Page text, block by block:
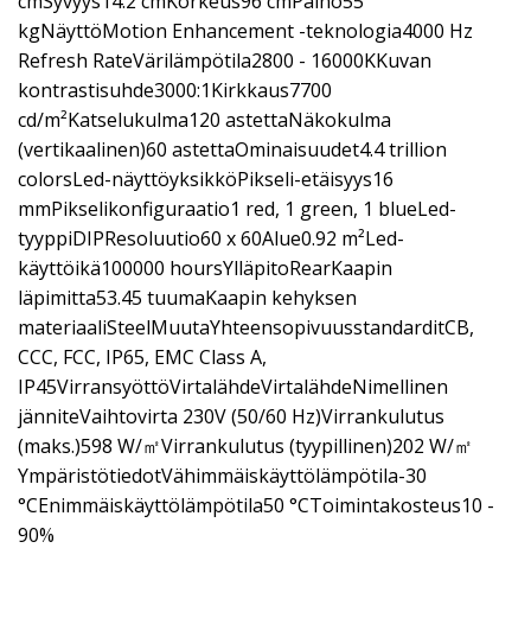
kgNäyttöMotion Enhancement -teknologia4000 Hz
Refresh RateVärilämpötila2800 - 16000KKuvan
kontrastisuhde3000:1Kirkkaus7700
cd/m²Katselukulma120 astettaNäkokulma
(vertikaalinen)60 astettaOminaisuudet4.4 trillion
colorsLed-näyttöyksikköPikseli-etäisyys16
mmPikselikonfiguraatio1 red, 1 green, 1 blueLed-
tyyppiDIPResoluutio60 x 60Alue0.92 m²Led-
käyttöikä100000 hoursYlläpitoRearKaapin
läpimitta53.45 tuumaKaapin kehyksen
materiaaliSteelMuutaYhteensopivuusstandarditCB,
CCC, FCC, IP65, EMC Class A,
IP45VirransyöttöVirtalähdeVirtalähdeNimellinen
jänniteVaihtovirta 230V (50/60 Hz)Virrankulutus
(maks.)598 W/㎡Virrankulutus (tyypillinen)202 W/㎡
YmpäristötiedotVähimmäiskäyttölämpötila-30
°CEnimmäiskäyttölämpötila50 °CToimintakosteus10 -
90%